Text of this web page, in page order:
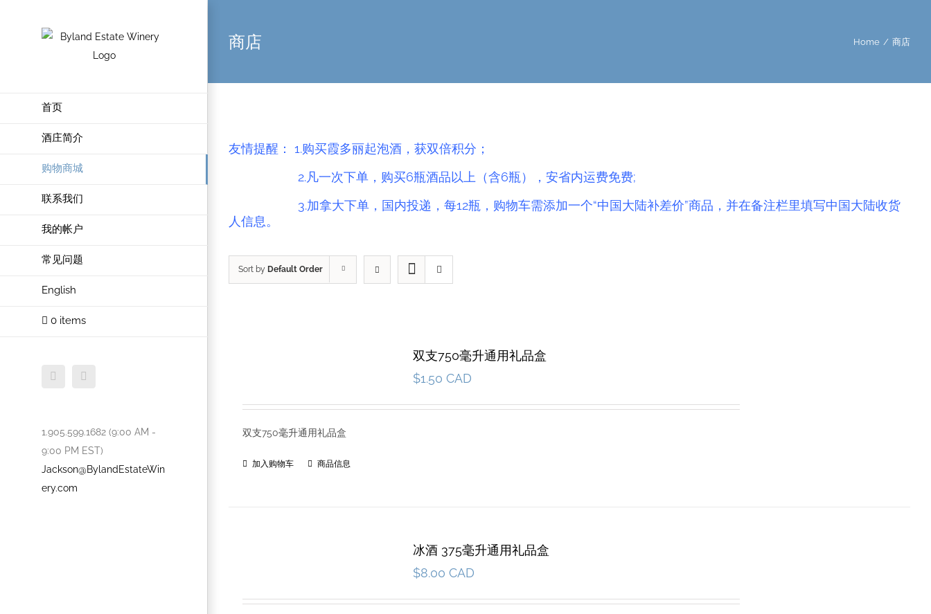
首页
酒庄简介
购物商城
联系我们
我的帐户
常见问题
English
0 items
Facebook
1.905.599.1682 (9:00 AM -
9:00 PM EST)
Jackson@BylandEstateWin
ery.com
商店 Home / 商店
友情提醒： 1.购买霞多丽起泡酒，获双倍积分；
2.凡一次下单，购买6瓶酒品以上（含6瓶），安省内运费免费;
3.加拿大下单，国内投递，每12瓶，购物车需添加一个“中国大陆补差价”商品，并在备注栏里填写中国大陆收货
人信息。
Sort by Default Order
双支750毫升通用礼品盒
$1.50 CAD
双支750毫升通用礼品盒
加入购物车 商品信息
冰酒 375毫升通用礼品盒
$8.00 CAD